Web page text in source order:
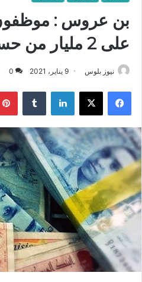
بن عروس :
على 2 مليار من حسابات الحرفاء
نيوز بلوس 9 يناير، 2021 0
فيسبوك X لينكدإن